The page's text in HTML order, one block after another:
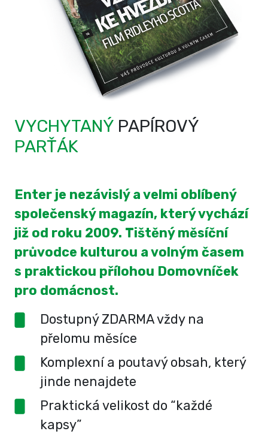
VYCHYTANÝ PAPÍROVÝ
PARŤÁK
Enter je nezávislý a velmi oblíbený
společenský magazín, který vychází
již od roku 2009. Tištěný měsíční
průvodce kulturou a volným časem
s praktickou přílohou Domovníček
pro domácnost.
Dostupný ZDARMA vždy na
přelomu měsíce
Komplexní a poutavý obsah, který
jinde nenajdete
Praktická velikost do “každé
kapsy”